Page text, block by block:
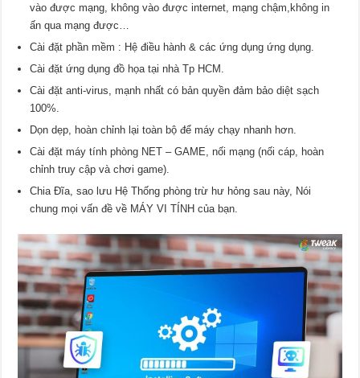
vào được mạng, không vào được internet, mạng chậm,không in
ấn qua mạng được…
Cài đặt phần mềm : Hệ điều hành & các ứng dụng ứng dụng.
Cài đặt ứng dụng đồ họa tại nhà Tp HCM.
Cài đặt anti-virus, mạnh nhất có bản quyền đảm bảo diệt sạch
100%.
Dọn dẹp, hoàn chỉnh lại toàn bộ để máy chạy nhanh hơn.
Cài đặt máy tính phòng NET – GAME, nối mạng (nối cáp, hoàn
chỉnh truy cập và chơi game).
Chia Đĩa, sao lưu Hệ Thống phòng trừ hư hỏng sau này, Nói
chung mọi vấn đề về MÁY VI TÍNH của bạn.